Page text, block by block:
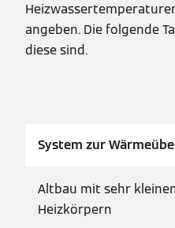
angeben. Die folgende
diese sind.
System zur
Altbau mit sehr
Heizkörpern